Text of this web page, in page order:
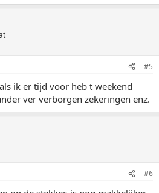
#5
ik er tijd voor heb t weekend
ver verborgen zekeringen enz.
#6